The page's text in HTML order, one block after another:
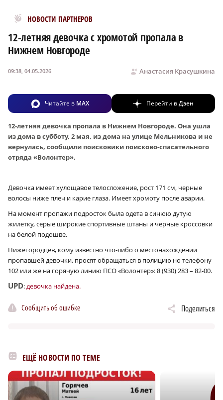
НОВОСТИ ПАРТНЕРОВ
Новости МирТесен
12-летняя девочка с хромотой пропала в
Нижнем Новгороде
Анастасия Красушкина
09:38, 04.05.2026
Читайте в MAX Перейти вДзен
12-летняя девочка пропала в Нижнем Новгороде. Она ушла
из дома в субботу, 2 мая, из дома на улице Мельникова и не
вернулась, сообщили поисковики поисково-спасательного
отряда «Волонтер».
Девочка имеет хулощавое телосложение, рост 171 см, черные
волосы ниже плеч и карие глаза. Имеет хромоту после аварии.
На момент пропажи подросток была одета в синюю дутую
жилетку, серые широкие спортивные штаны и черные кроссовки
на белой подошве.
Нижегородцев, кому известно что-либо о местонахождении
пропавшей девочки, просят обращаться в полицию но телефону
102 или же на горячую линию ПСО «Волонтер»: 8 (930) 283 – 82-00.
UPD:девочка найдена.
Сообщить об ошибке Поделиться
ЕЩЁ НОВОСТИ ПО ТЕМЕ